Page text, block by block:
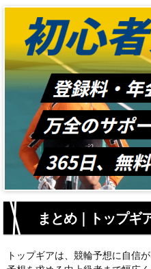
まとめ｜トップギ
トップギアは、競輪予想に自信